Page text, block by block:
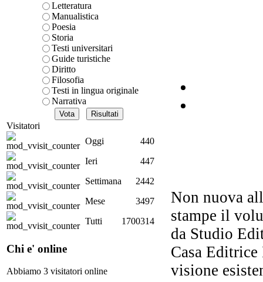
Letteratura
Manualistica
Poesia
Storia
Testi universitari
Guide turistiche
Diritto
Filosofia
Testi in lingua originale
Narrativa
Visitatori
Oggi
440
Ieri
447
Settimana
2442
Mese
3497
Tutti
1700314
Chi e' online
Abbiamo 3 visitatori online
Non nuova
stampe il
da Studio
Casa
visione